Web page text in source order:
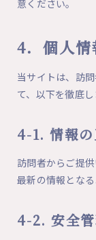
意ください。
4．個人
当サイトは、訪
て、以下を徹底し
4-1. 情報
訪問者からご提
最新の情報となる
4-2. 安全